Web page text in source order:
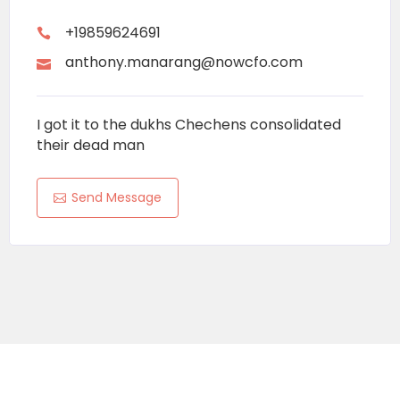
+19859624691
anthony.manarang@nowcfo.com
I got it to the dukhs Chechens consolidated
their dead man
Send Message